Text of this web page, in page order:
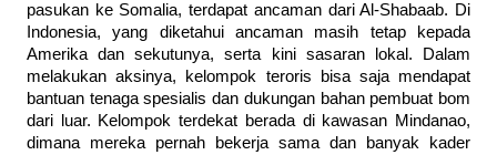
pasukan ke Somalia, terdapat ancaman dari Al-Shabaab. Di
Indonesia, yang diketahui ancaman masih tetap kepada
Amerika dan sekutunya, serta kini sasaran lokal. Dalam
melakukan aksinya, kelompok teroris bisa saja mendapat
bantuan tenaga spesialis dan dukungan bahan pembuat bom
dari luar. Kelompok terdekat berada di kawasan Mindanao,
dimana mereka pernah bekerja sama dan banyak kader